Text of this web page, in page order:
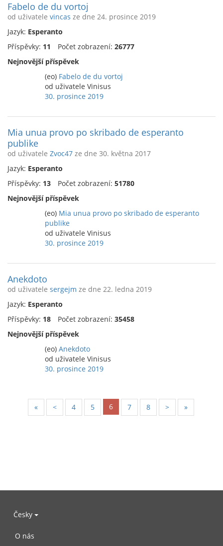
Fabelo de du vortoj
od uživatele vincas ze dne 24. prosince 2019
Jazyk: Esperanto
Příspěvky: 11 Počet zobrazení: 26777
Nejnovější příspěvek
(eo) Fabelo de du vortoj
od uživatele Vinisus
30. prosince 2019
Mia unua provo po skribado de esperanto
publike
od uživatele Zvoc47 ze dne 30. května 2017
Jazyk: Esperanto
Příspěvky: 13 Počet zobrazení: 51780
Nejnovější příspěvek
(eo) Mia unua provo po skribado de esperanto
publike
od uživatele Vinisus
30. prosince 2019
Anekdoto
od uživatele sergejm ze dne 22. ledna 2019
Jazyk: Esperanto
Příspěvky: 18 Počet zobrazení: 35458
Nejnovější příspěvek
(eo) Anekdoto
od uživatele Vinisus
30. prosince 2019
« < 4 5 6 7 8 > »
Česky
O nás